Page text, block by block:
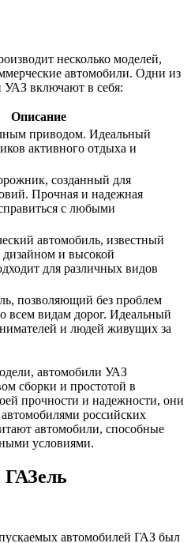
несколько моделей,
автомобили. Одни из
УАЗ включают в себя:
Описание
приводом. Идеальный
активного отдыха и
созданный для
Прочная и надежная
с любыми
автомобиль, известный
и высокой
для различных видов
позволяющий без проблем
всем видам дорог. Идеальный
и людей живущих за
автомобили УАЗ
сборки и простотой в
прочности и надежности, они
российских
автомобили, способные
условиями.
автомобилей ГАЗ был